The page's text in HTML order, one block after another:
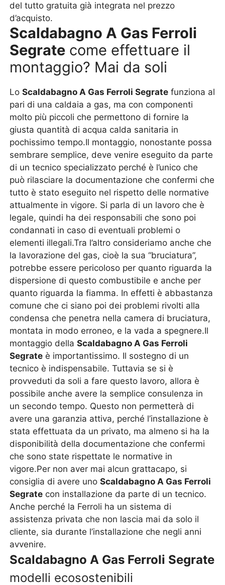
del tutto gratuita già integrata nel prezzo
d’acquisto.
Scaldabagno A Gas Ferroli
Segrate come effettuare il
montaggio? Mai da soli
LoScaldabagno A Gas Ferroli Segrate funziona al
pari di una caldaia a gas, ma con componenti
molto più piccoli che permettono di fornire la
giusta quantità di acqua calda sanitaria in
pochissimo tempo.Il montaggio, nonostante possa
sembrare semplice, deve venire eseguito da parte
di un tecnico specializzato perché è l’unico che
può rilasciare la documentazione che confermi che
tutto è stato eseguito nel rispetto delle normative
attualmente in vigore. Si parla di un lavoro che è
legale, quindi ha dei responsabili che sono poi
condannati in caso di eventuali problemi o
elementi illegali.Tra l’altro consideriamo anche che
la lavorazione del gas, cioè la sua “bruciatura”,
potrebbe essere pericoloso per quanto riguarda la
dispersione di questo combustibile e anche per
quanto riguarda la fiamma. In effetti è abbastanza
comune che ci siano poi dei problemi rivolti alla
condensa che penetra nella camera di bruciatura,
montata in modo erroneo, e la vada a spegnere.Il
montaggio dellaScaldabagno A Gas Ferroli
Segrate è importantissimo. Il sostegno di un
tecnico è indispensabile. Tuttavia se si è
provveduti da soli a fare questo lavoro, allora è
possibile anche avere la semplice consulenza in
un secondo tempo. Questo non permetterà di
avere una garanzia attiva, perché l’installazione è
stata effettuata da un privato, ma almeno si ha la
disponibilità della documentazione che confermi
che sono state rispettate le normative in
vigore.Per non aver mai alcun grattacapo, si
consiglia di avere unoScaldabagno A Gas Ferroli
Segrate con installazione da parte di un tecnico.
Anche perché la Ferroli ha un sistema di
assistenza privata che non lascia mai da solo il
cliente, sia durante l’installazione che negli anni
avvenire.
Scaldabagno A Gas Ferroli Segrate
modelli ecosostenibili